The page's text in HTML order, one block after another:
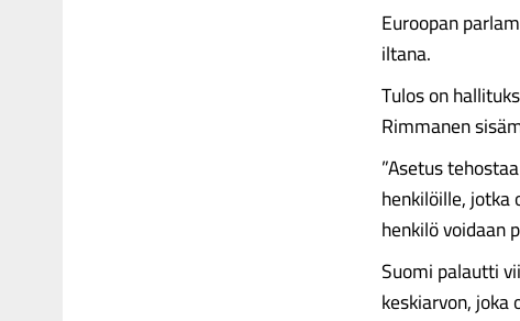
Euroopan
iltana.
Tulos on
Rimmanen
”Asetus
henkilöille, jotka
henkilö voidaan
Suomi palautti
keskiarvon,